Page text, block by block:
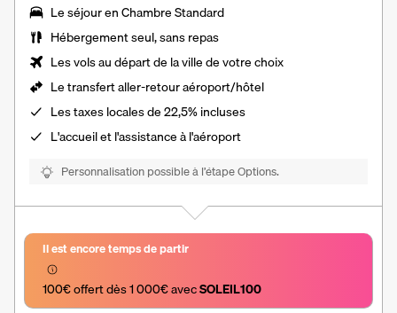
Le séjour en Chambre Standard
Hébergement seul, sans repas
Les vols au départ de la ville de votre choix
Le transfert aller-retour aéroport/hôtel
Lestaxes locales de 22,5%incluses
L'accueil et l'assistance à l'aéroport
Personnalisation possible à l’étape Options.
Il est encore temps de partir
100€ offert dès 1 000€ avec SOLEIL100